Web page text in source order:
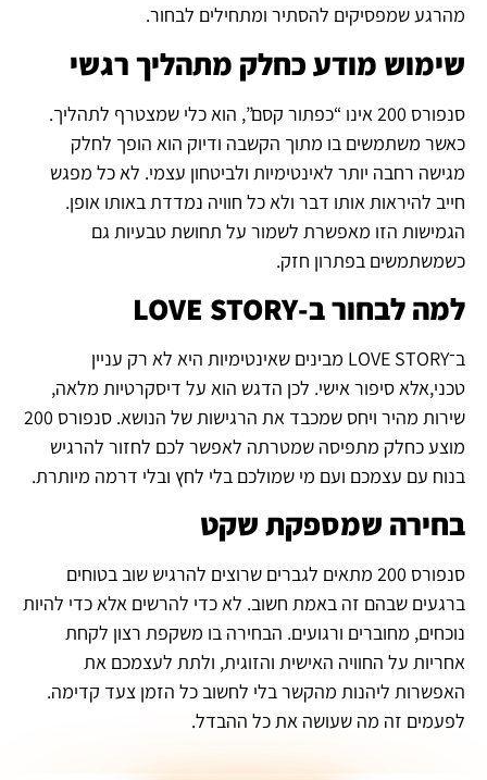
מהרגע שמפסיקים להסתיר ומתחילים לבחור.
שימוש מודע כחלק מתהליך רגשי
סנפורס 200 אינו “כפתור קסם”, הוא כלי שמצטרף לתהליך.
כאשר משתמשים בו מתוך הקשבה ודיוק הוא הופך לחלק
מגישה רחבה יותר לאינטימיות ולביטחון עצמי. לא כל מפגש
חייב להיראות אותו דבר ולא כל חוויה נמדדת באותו אופן.
הגמישות הזו מאפשרת לשמור על תחושת טבעיות גם
כשמשתמשים בפתרון חזק.
למה לבחור ב-LOVE STORY
ב־LOVE STORY מבינים שאינטימיות היא לא רק עניין
טכני,אלא סיפור אישי. לכן הדגש הוא על דיסקרטיות מלאה,
שירות מהיר ויחס שמכבד את הרגישות של הנושא. סנפורס 200
מוצע כחלק מתפיסה שמטרתה לאפשר לכם לחזור להרגיש
בנוח עם עצמכם ועם מי שמולכם בלי לחץ ובלי דרמה מיותרת.
בחירה שמספקת שקט
סנפורס 200 מתאים לגברים שרוצים להרגיש שוב בטוחים
ברגעים שבהם זה באמת חשוב. לא כדי להרשים אלא כדי להיות
נוכחים, מחוברים ורגועים. הבחירה בו משקפת רצון לקחת
אחריות על החוויה האישית והזוגית, ולתת לעצמכם את
האפשרות ליהנות מהקשר בלי לחשוב כל הזמן צעד קדימה.
לפעמים זה מה שעושה את כל ההבדל.